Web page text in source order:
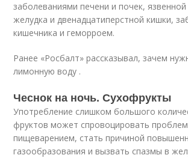
заболеваниями печени и почек,
желудка и двенадцатиперстной кишки,
кишечника и геморроем.
Ранее «Росбалт» рассказывал, зачем
лимонную воду .
Чеснок на ночь. Сухофрукты
Употребление слишком большого
фруктов может спровоцировать
пищеварением, стать причиной
газообразования и вызвать спазмы в